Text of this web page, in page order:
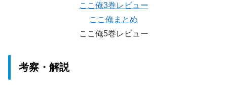
ここ俺3巻レビュー
ここ俺まとめ
ここ俺5巻レビュー
考察・解説